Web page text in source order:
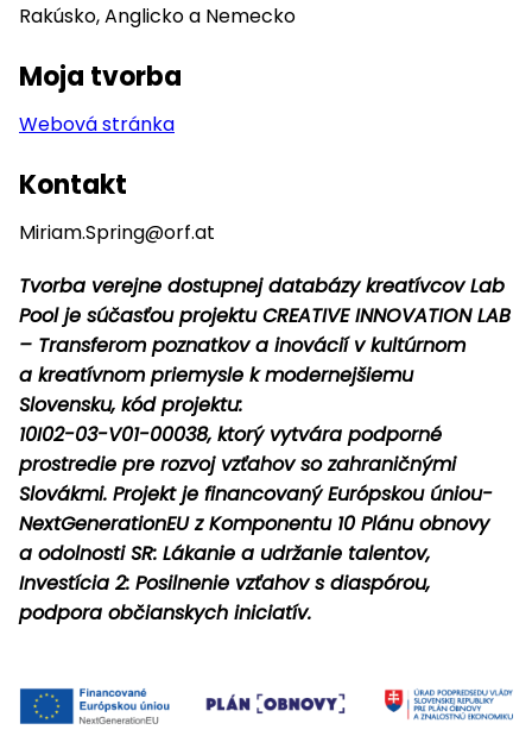
Rakúsko, Anglicko a Nemecko
Moja tvorba
Webová stránka
Kontakt
Miriam.Spring@orf.at
Tvorba verejne dostupnej databázy kreatívcov Lab
Pool je súčasťou projektu CREATIVE INNOVATION LAB
– Transferom poznatkov a inovácií v kultúrnom
a kreatívnom priemysle k modernejšiemu
Slovensku, kód projektu:
10I02-03-V01-00038, ktorý vytvára podporné
prostredie pre rozvoj vzťahov so zahraničnými
Slovákmi. Projekt je financovaný Európskou úniou-
NextGenerationEU z Komponentu 10 Plánu obnovy
a odolnosti SR: Lákanie a udržanie talentov,
Investícia 2: Posilnenie vzťahov s diaspórou,
podpora občianskych iniciatív.